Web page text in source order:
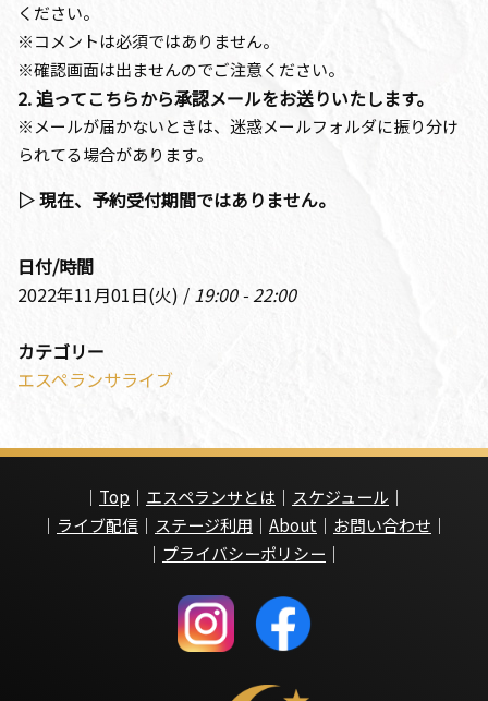
ください。
※コメントは必須ではありません。
※確認画面は出ませんのでご注意ください。
2. 追ってこちらから承認メールをお送りいたします。
※メールが届かないときは、迷惑メールフォルダに振り分け
られてる場合があります。
▷ 現在、予約受付期間ではありません。
日付/時間
2022年11月01日(火) / 19:00 - 22:00
カテゴリー
エスペランサライブ
｜ Top ｜ エスペランサとは ｜ スケジュール ｜
｜ ライブ配信 ｜ ステージ利用 ｜ About ｜ お問い合わせ ｜
｜ プライバシーポリシー ｜